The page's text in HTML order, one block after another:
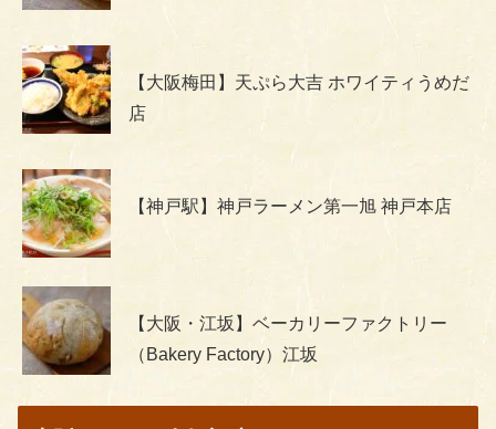
【大阪梅田】天ぷら大吉 ホワイティうめだ
店
【神戸駅】神戸ラーメン第一旭 神戸本店
【大阪・江坂】ベーカリーファクトリー
（Bakery Factory）江坂